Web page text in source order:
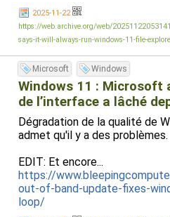
2025-11-22
https://web.archive.org/web/
says-it-will-always-run-windows-11-file-
Microsoft Windows
Windows 11 : Microsoft
de l’interface a lâché
Dégradation de la qualité de
admet qu'il y a des problèmes.
EDIT: Et encore...
https://
out-of-band-update-fixes-
loop/